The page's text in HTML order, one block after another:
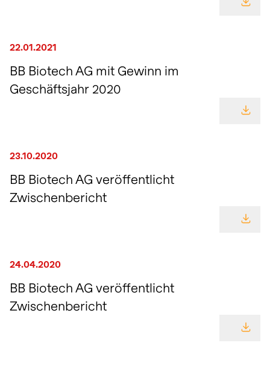
22.01.2021
BB Biotech AG mit Gewinn im
Geschäftsjahr 2020
23.10.2020
BB Biotech AG veröffentlicht
Zwischenbericht
24.04.2020
BB Biotech AG veröffentlicht
Zwischenbericht